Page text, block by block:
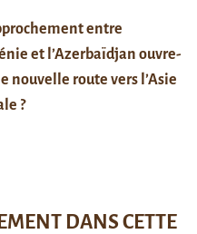
entre
et l’Azerbaïdjan ouvre-
nouvelle route vers l’Asie
?
DANS CETTE